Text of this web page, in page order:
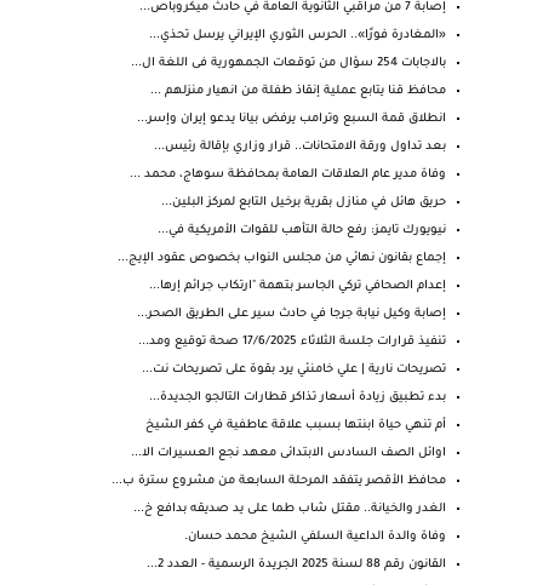
إصابة 7 من مراقبي الثانوية العامة في حادث ميكروباص...
«المغادرة فورًا».. الحرس الثوري الإيراني يرسل تحذي...
بالاجابات 254 سؤال من توقعات الجمهورية فى اللغة ال...
محافظ قنا يتابع عملية إنقاذ طفلة من انهيار منزلهم ...
انطلاق قمة السبع وترامب يرفض بيانا يدعو إيران وإسر...
بعد تداول ورقة الامتحانات.. قرار وزاري بإقالة رئيس...
وفاة مدير عام العلاقات العامة بمحافظة سوهاج، محمد ...
حريق هائل في منازل بقرية برخيل التابع لمركز البلين...
نيويورك تايمز: رفع حالة التأهب للقوات الأمريكية في...
إجماع بقانون نهائي من مجلس النواب بخصوص عقود الإيج...
إعدام الصحافي تركي الجاسر بتهمة "ارتكاب جرائم إرها...
إصابة وكيل نيابة جرجا في حادث سير على الطريق الصحر...
تنفيذ قرارات جلسة الثلاثاء 17/6/2025 صحة توقيع ومد...
تصريحات نارية | علي خامنئي يرد بقوة على تصريحات نت...
بدء تطبيق زيادة أسعار تذاكر قطارات التالجو الجديدة...
أم تنهي حياة ابنتها بسبب علاقة عاطفية في كفر الشيخ
اوائل الصف السادس الابتدائى معهد نجع العسيرات الا...
محافظ الأقصر يتفقد المرحلة السابعة من مشروع سترة ب...
الغدر والخيانة.. مقتل شاب طما على يد صديقه بدافع خ...
وفاة والدة الداعية السلفي الشيخ محمد حسان.
القانون رقم 88 لسنة 2025 الجريدة الرسمية - العدد 2...